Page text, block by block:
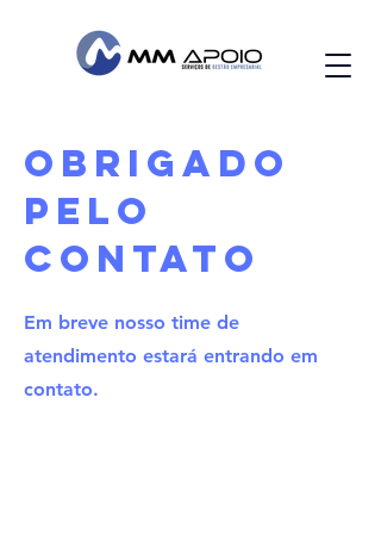
obrigado
pelo
contato
Em breve nosso time de
atendimento estará entrando em
contato.